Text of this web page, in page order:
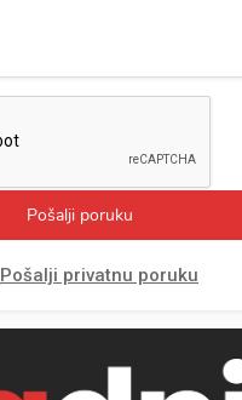
Pošalji poruku
Pošalji privatnu poruku